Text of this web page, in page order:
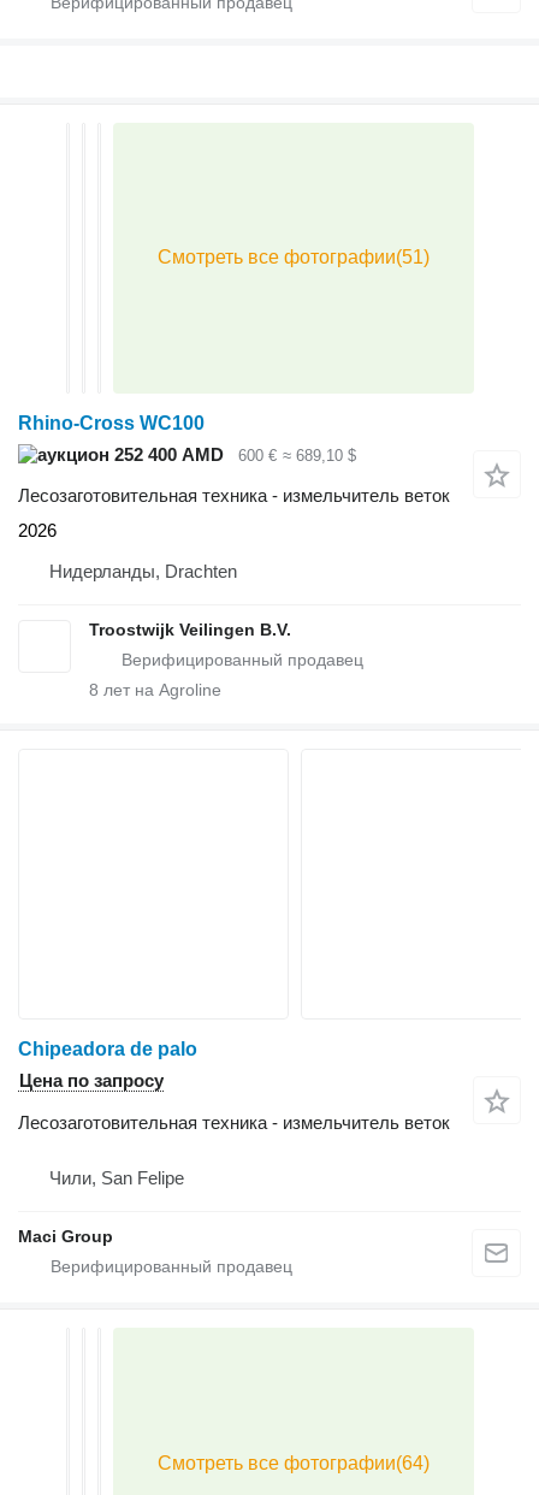
Rhino-Cross WC100
252 400 AMD
600 € ≈ 689,10 $
Лесозаготовительная техника - измельчитель веток
2026
Нидерланды, Drachten
Troostwijk Veilingen B.V.
8 лет на Agroline
Chipeadora de palo
Цена по запросу
Лесозаготовительная техника - измельчитель веток
Чили, San Felipe
Maci Group